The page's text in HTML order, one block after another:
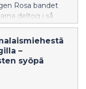
Rosa bandet
deltog i så
forskningstema var
Katja Ståhl
oss att flagga
in i livet. Trots
–
syöpä